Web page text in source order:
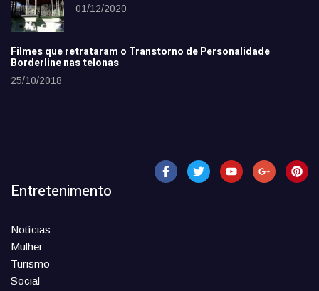
01/12/2020
Filmes que retrataram o Transtorno de Personalidade
Borderline nas telonas
25/10/2018
Entretenimento
Notícias
Mulher
Turismo
Social